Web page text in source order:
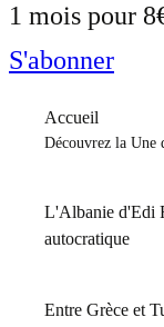
1 mois pour
S'abonner
Accueil
Découvrez la Une
L'Albanie d'Edi
autocratique
Entre Grèce et